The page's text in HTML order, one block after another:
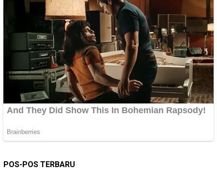
POS-POS TERBARU